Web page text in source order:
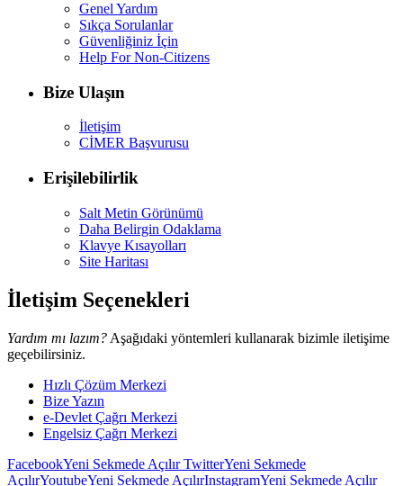
Genel Yardım
Sıkça Sorulanlar
Güvenliğiniz İçin
Help For Non-Citizens
Bize Ulaşın
İletişim
CİMER Başvurusu
Erişilebilirlik
Salt Metin Görünümü
Daha Belirgin Odaklama
Klavye Kısayolları
Site Haritası
İletişim Seçenekleri
Yardım mı lazım? Aşağıdaki yöntemleri kullanarak bizimle iletişime
geçebilirsiniz.
Hızlı Çözüm Merkezi
Bize Yazın
e-Devlet Çağrı Merkezi
Engelsiz Çağrı Merkezi
FacebookYeni Sekmede AçılırTwitterYeni Sekmede
AçılırYoutubeYeni Sekmede AçılırInstagramYeni Sekmede Açılır